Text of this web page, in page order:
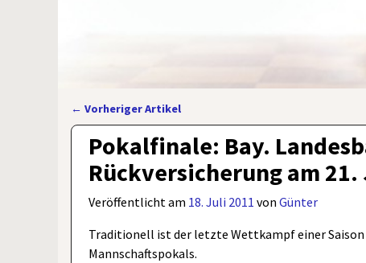
Artikelnavigation
← Vorheriger Artikel
Pokalfinale: Bay.
Rückversicherung am
Veröffentlicht am 18. Juli 2011 vonGünter
Traditionell ist der letzte Wettkampf einer Saison
Mannschaftspokals.